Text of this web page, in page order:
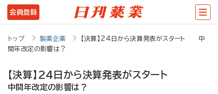
メ
イ
テ
会員登録
トップ 製薬企業
【決算】24日から決算発表がスタート 中
間年改定の影響は？
【決算】24日から決算発表がスタート
中間年改定の影響は？